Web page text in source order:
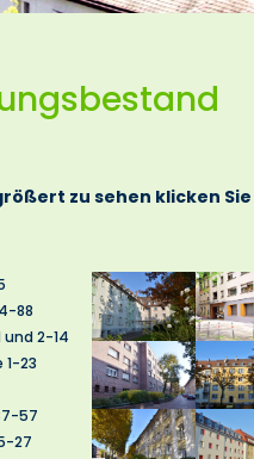
zu sehen klicken Sie
88
und 2-14
23
57
27